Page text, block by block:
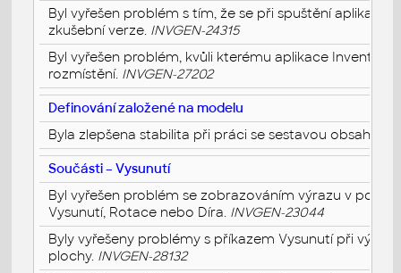
Byl vyřešen problém s tím, že se při spuštění
zkušební verze. INVGEN-24315
Byl vyřešen problém, kvůli kterému aplikace Inventor
rozmístění. INVGEN-27202
Definování založené na modelu
Byla zlepšena stabilita při práci se sestavou obsahující
Součásti – Vysunutí
Byl vyřešen problém se zobrazováním výrazu v poli
Vysunutí, Rotace nebo Díra. INVGEN-23044
Byly vyřešeny problémy s příkazem Vysunutí při
plochy. INVGEN-28132